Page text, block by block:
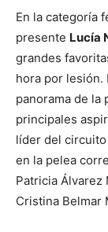
En la categoría
presente Lucía
grandes
hora por lesión.
panorama de la
principales
líder del circuito
en la pelea
Patricia Álvarez
Cristina Belmar